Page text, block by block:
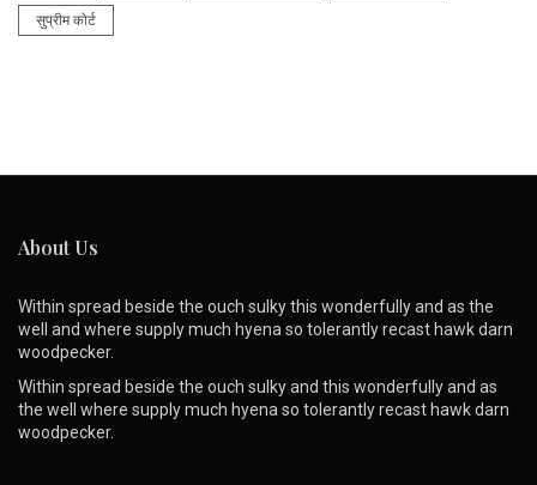
सुप्रीम कोर्ट
About Us
Within spread beside the ouch sulky this wonderfully and as the
well and where supply much hyena so tolerantly recast hawk darn
woodpecker.
Within spread beside the ouch sulky and this wonderfully and as
the well where supply much hyena so tolerantly recast hawk darn
woodpecker.